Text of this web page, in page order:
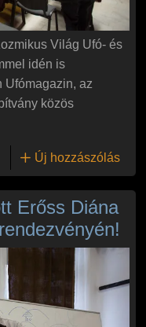
Világ Ufó- és
idén is
Ufómagazin, az
közös
Budapesten)
Új hozzászólás
Erőss Diána